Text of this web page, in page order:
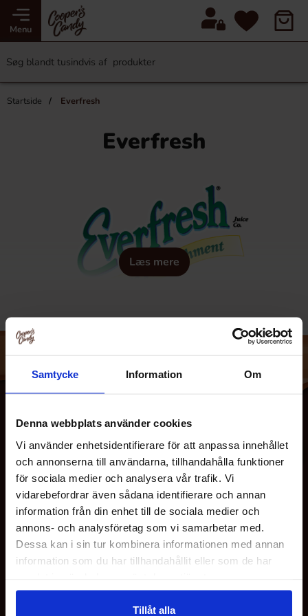
Samtycke Information Om
Denna webbplats använder cookies
Vi använder enhetsidentifierare för att anpassa innehållet
och annonserna till användarna, tillhandahålla funktioner
för sociala medier och analysera vår trafik. Vi
vidarebefordrar även sådana identifierare och annan
information från din enhet till de sociala medier och
annons- och analysföretag som vi samarbetar med.
Dessa kan i sin tur kombinera informationen med annan
information som du har tillhandahållit eller som de har
Tillåt alla
Menu
Startside Everfresh
Everfresh
Læs mere
Everfresh tillverkare sina drickor med endast dom bästa
ingredienserna vilket fångar frukternas smak när dom är
äpple, apelsin, plommon, päron, ananas, kiwi, druva,
jordgubbe, hallon, kokosnöt .... listan över färska smaker
OM OS